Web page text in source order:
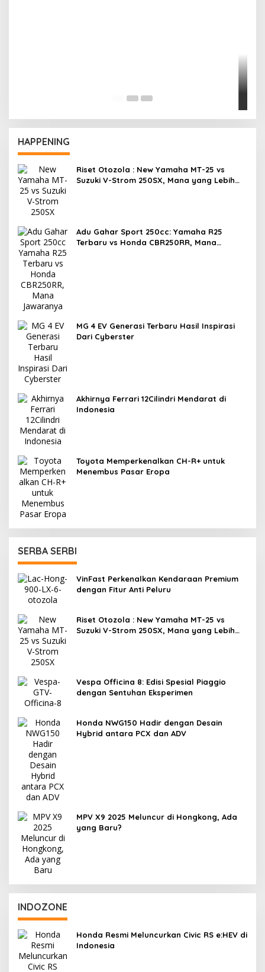
HAPPENING
Riset Otozola : New Yamaha MT-25 vs
Suzuki V-Strom 250SX, Mana yang Lebih
Adu Gahar Sport 250cc: Yamaha R25
Terbaru vs Honda CBR250RR, Mana
MG 4 EV Generasi Terbaru Hasil Inspirasi
Dari Cyberster
Akhirnya Ferrari 12Cilindri Mendarat di
Indonesia
Toyota Memperkenalkan CH-R+ untuk
Menembus Pasar Eropa
SERBA SERBI
VinFast Perkenalkan Kendaraan Premium
dengan Fitur Anti Peluru
Riset Otozola : New Yamaha MT-25 vs
Suzuki V-Strom 250SX, Mana yang Lebih
Vespa Officina 8: Edisi Spesial Piaggio
dengan Sentuhan Eksperimen
Honda NWG150 Hadir dengan Desain
Hybrid antara PCX dan ADV
MPV X9 2025 Meluncur di Hongkong, Ada
yang Baru?
INDOZONE
Honda Resmi Meluncurkan Civic RS e:HEV di
Indonesia